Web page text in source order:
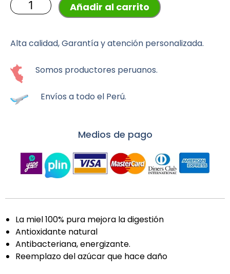
de
Algarrobo
cantidad
Añadir al carrito
Alta calidad, Garantía y atención personalizada.
Somos productores peruanos.
Envíos a todo el Perú.
Medios de pago
La miel 100% pura mejora la digestión
Antioxidante natural
Antibacteriana, energizante.
Reemplazo del azúcar que hace daño